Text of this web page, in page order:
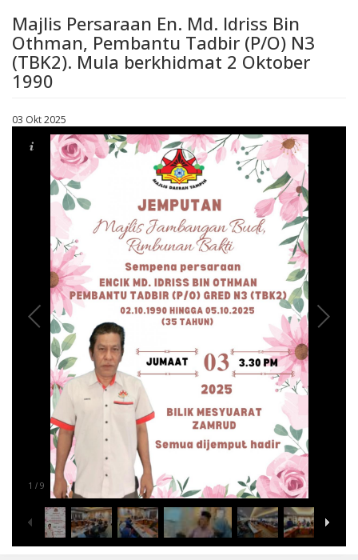
Majlis Persaraan En. Md. Idriss Bin
Othman, Pembantu Tadbir (P/O) N3
(TBK2). Mula berkhidmat 2 Oktober
1990
03 Okt 2025
1 / 9